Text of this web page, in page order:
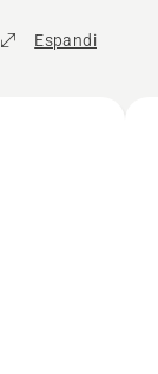
Espandi